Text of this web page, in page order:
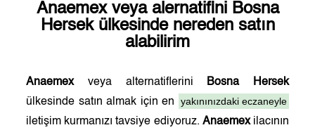
Anaemexveya alernatifini Bosna
Hersekülkesinde nereden satın
alabilirim
Anaemexveya alternatiflerini
Bosna Hersek
ülkesinde satın almak için en
yakınınızdaki eczaneyle
iletişim kurmanızı tavsiye ediyoruz. Anaemexilacının